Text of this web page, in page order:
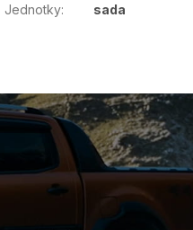
Jednotky: sada